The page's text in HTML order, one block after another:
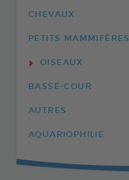
CHEVAUX
PETITS MAMMIFÈRES
OISEAUX
BASSE-COUR
AUTRES
AQUARIOPHILIE